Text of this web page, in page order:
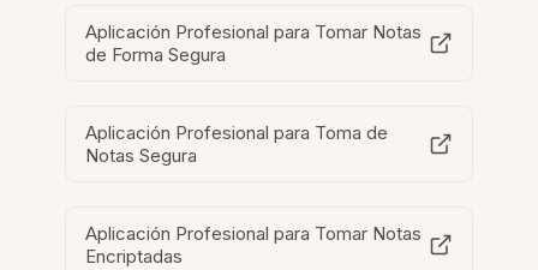
Aplicación Profesional para Tomar Notas
de Forma Segura
Aplicación Profesional para Toma de
Notas Segura
Aplicación Profesional para Tomar Notas
Encriptadas